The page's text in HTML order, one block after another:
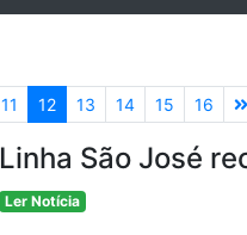
11 12 13 14 15 16
Linha São José
Ler Notícia